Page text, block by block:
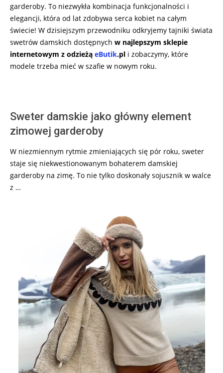
garderoby. To niezwykła kombinacja funkcjonalności i
elegancji, która od lat zdobywa serca kobiet na całym
świecie! W dzisiejszym przewodniku odkryjemy tajniki świata
swetrów damskich dostępnych w najlepszym sklepie
internetowym z odzieżą eButik.pl i zobaczymy, które
modele trzeba mieć w szafie w nowym roku.
Sweter damskie jako główny element
zimowej garderoby
W niezmiennym rytmie zmieniających się pór roku, sweter
staje się niekwestionowanym bohaterem damskiej
garderoby na zimę. To nie tylko doskonały sojusznik w walce
z …